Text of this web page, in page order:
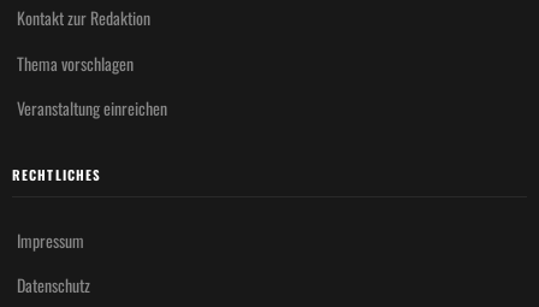
Kontakt zur Redaktion
Thema vorschlagen
Veranstaltung einreichen
RECHTLICHES
Impressum
Datenschutz